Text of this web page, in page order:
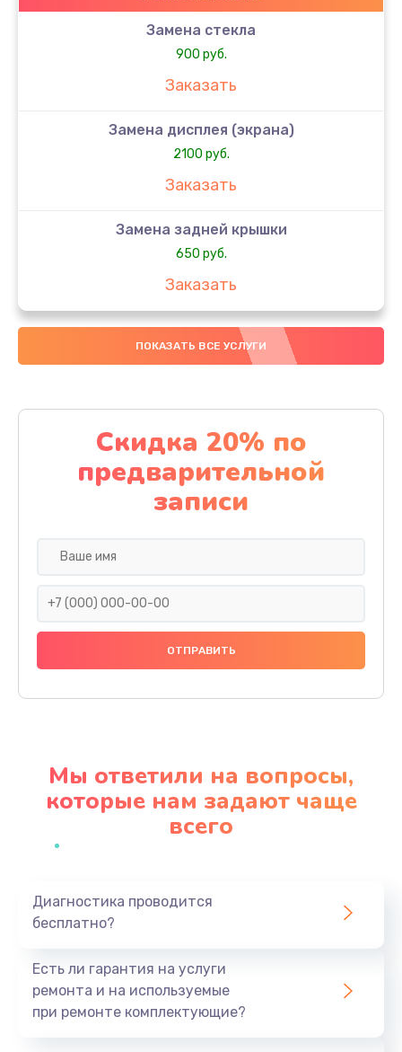
Замена стекла
900 руб.
Заказать
Замена дисплея (экрана)
2100 руб.
Заказать
Замена задней крышки
650 руб.
Заказать
Замена аккумулятора
4000 руб.
Замена материнской платы
1100 руб.
Заказать
Замена праймера
1000 руб.
Заказать
Профилактическая чистка
Заказать
ПОКАЗАТЬ ВСЕ УСЛУГИ
Скидка 20% по
предварительной
записи
Мы ответили на вопросы,
которые нам задают чаще
всего
Диагностика проводится
бесплатно?
Есть ли гарантия на услуги
ремонта и на используемые
при ремонте комплектующие?